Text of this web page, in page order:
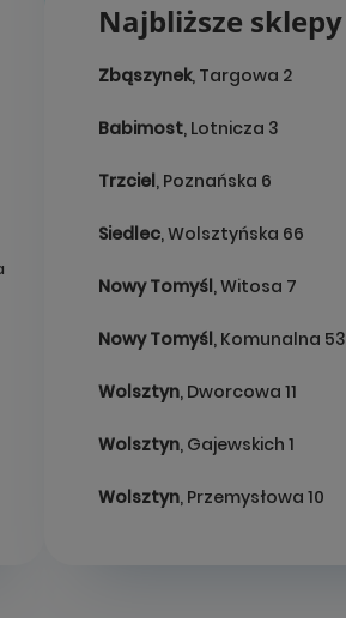
Najbliższe sklepy
Zbąszynek, Targowa 2
Babimost, Lotnicza 3
Trzciel, Poznańska 6
Siedlec, Wolsztyńska 66
Nowy Tomyśl, Witosa 7
Nowy Tomyśl, Komunalna 53
Wolsztyn, Dworcowa 11
Wolsztyn, Gajewskich 1
Wolsztyn, Przemysłowa 10